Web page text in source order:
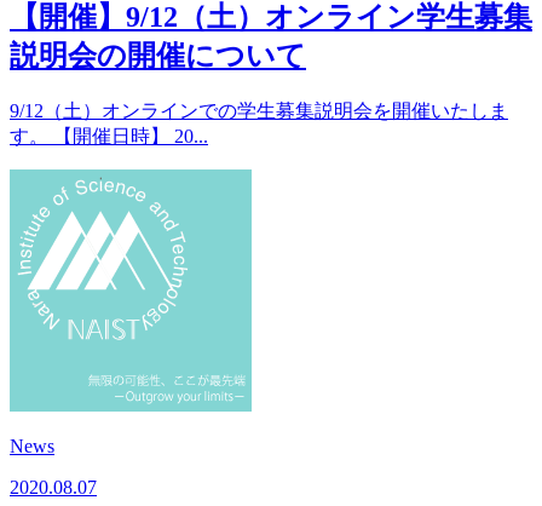
【開催】9/12（土）オンライン学生募集
説明会の開催について
9/12（土）オンラインでの学生募集説明会を開催いたしま
す。 【開催日時】 20...
News
2020.08.07